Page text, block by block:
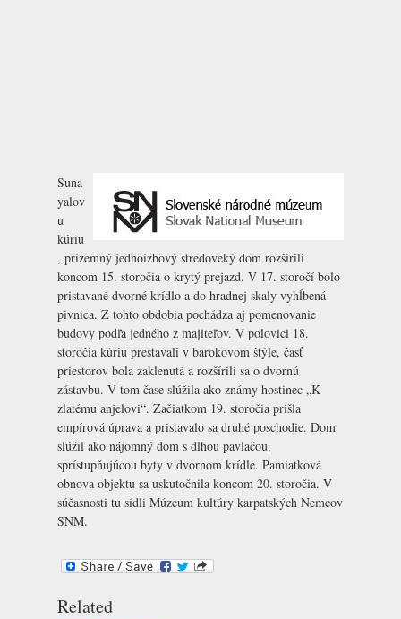
Suna
yalov
u
kúriu
, prízemný jednoizbový stredoveký dom rozšírili
koncom 15. storočia o krytý prejazd. V 17. storočí bolo
pristavané dvorné krídlo a do hradnej skaly vyhĺbená
pivnica. Z tohto obdobia pochádza aj pomenovanie
budovy podľa jedného z majiteľov. V polovici 18.
storočia kúriu prestavali v barokovom štýle, časť
priestorov bola zaklenutá a rozšírili sa o dvornú
zástavbu. V tom čase slúžila ako známy hostinec „K
zlatému anjelovi“. Začiatkom 19. storočia prišla
empírová úprava a pristavalo sa druhé poschodie. Dom
slúžil ako nájomný dom s dlhou pavlačou,
sprístupňujúcou byty v dvornom krídle. Pamiatková
obnova objektu sa uskutočnila koncom 20. storočia. V
súčasnosti tu sídli Múzeum kultúry karpatských Nemcov
SNM.
Related